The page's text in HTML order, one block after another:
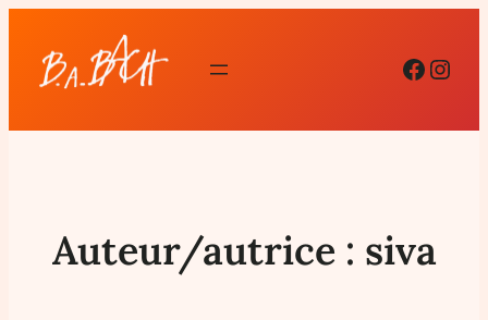
Auteur/autrice : siva